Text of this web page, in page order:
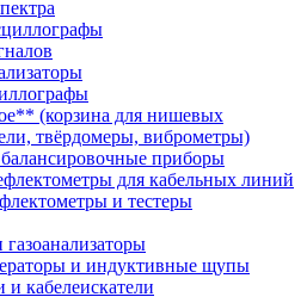
(корзина для нишевых
твёрдомеры, виброметры)
приборы
для кабельных линий
и тестеры
газоанализаторы
и индуктивные щупы
и кабелеискатели